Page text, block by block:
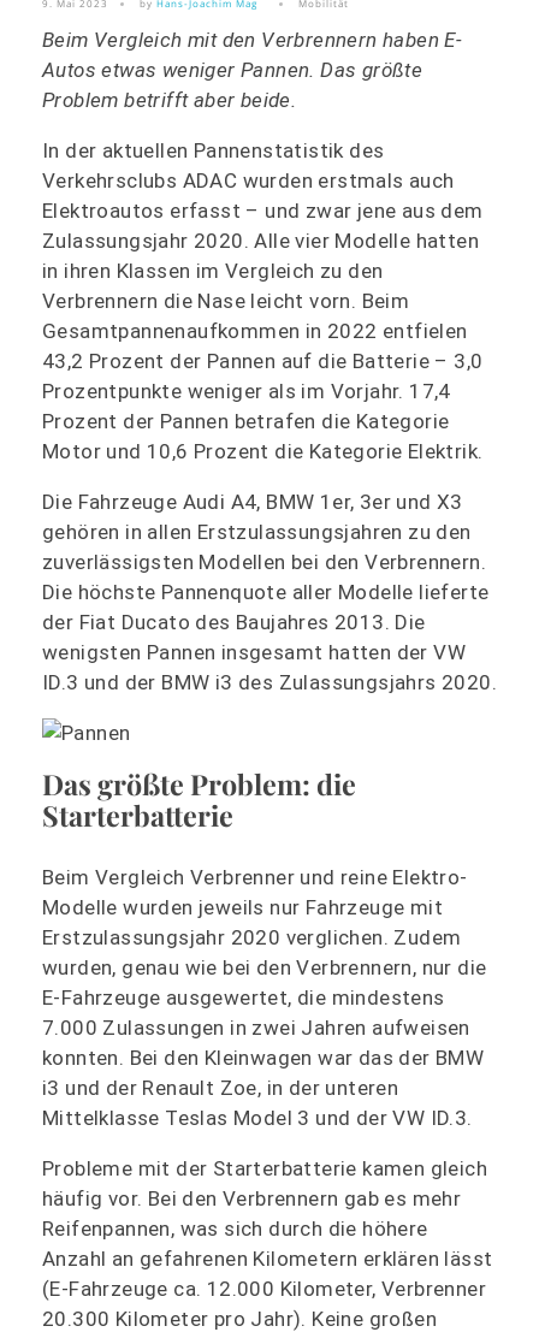
9. Mai 2023 by Hans-Joachim Mag Mobilität
Beim Vergleich mit den Verbrennern haben E-
Autos etwas weniger Pannen. Das größte
Problem betrifft aber beide.
In der aktuellen Pannenstatistik des
Verkehrsclubs ADAC wurden erstmals auch
Elektroautos erfasst – und zwar jene aus dem
Zulassungsjahr 2020. Alle vier Modelle hatten
in ihren Klassen im Vergleich zu den
Verbrennern die Nase leicht vorn. Beim
Gesamtpannenaufkommen in 2022 entfielen
43,2 Prozent der Pannen auf die Batterie – 3,0
Prozentpunkte weniger als im Vorjahr. 17,4
Prozent der Pannen betrafen die Kategorie
Motor und 10,6 Prozent die Kategorie Elektrik.
Die Fahrzeuge Audi A4, BMW 1er, 3er und X3
gehören in allen Erstzulassungsjahren zu den
zuverlässigsten Modellen bei den Verbrennern.
Die höchste Pannenquote aller Modelle lieferte
der Fiat Ducato des Baujahres 2013. Die
wenigsten Pannen insgesamt hatten der VW
ID.3 und der BMW i3 des Zulassungsjahrs 2020.
Das größte Problem: die
Starterbatterie
Beim Vergleich Verbrenner und reine Elektro-
Modelle wurden jeweils nur Fahrzeuge mit
Erstzulassungsjahr 2020 verglichen. Zudem
wurden, genau wie bei den Verbrennern, nur die
E-Fahrzeuge ausgewertet, die mindestens
7.000 Zulassungen in zwei Jahren aufweisen
konnten. Bei den Kleinwagen war das der BMW
i3 und der Renault Zoe, in der unteren
Mittelklasse Teslas Model 3 und der VW ID.3.
Probleme mit der Starterbatterie kamen gleich
häufig vor. Bei den Verbrennern gab es mehr
Reifenpannen, was sich durch die höhere
Anzahl an gefahrenen Kilometern erklären lässt
(E-Fahrzeuge ca. 12.000 Kilometer, Verbrenner
20.300 Kilometer pro Jahr). Keine großen